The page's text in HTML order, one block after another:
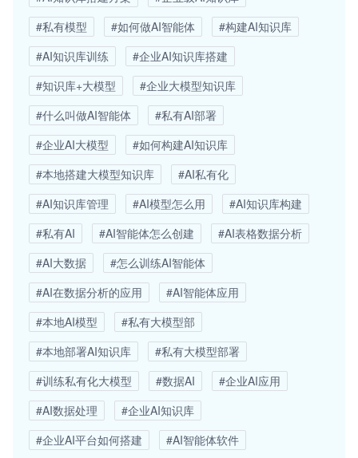
#私有模型
#如何做AI智能体
#构建AI知识库
#AI知识库训练
#企业AI知识库搭建
#知识库+大模型
#企业大模型知识库
#什么叫做AI智能体
#私有AI部署
#企业AI大模型
#如何构建AI知识库
#本地搭建大模型知识库
#AI私有化
#AI知识库管理
#AI模型怎么用
#AI知识库构建
#私有AI
#AI智能体怎么创建
#AI表格数据分析
#AI大数据
#怎么训练AI智能体
#AI在数据分析的应用
#AI智能体应用
#本地AI模型
#私有大模型部
#本地部署AI知识库
#私有大模型部署
#训练私有化大模型
#数据AI
#企业AI应用
#AI数据处理
#企业AI知识库
#企业AI平台如何搭建
#AI智能体软件